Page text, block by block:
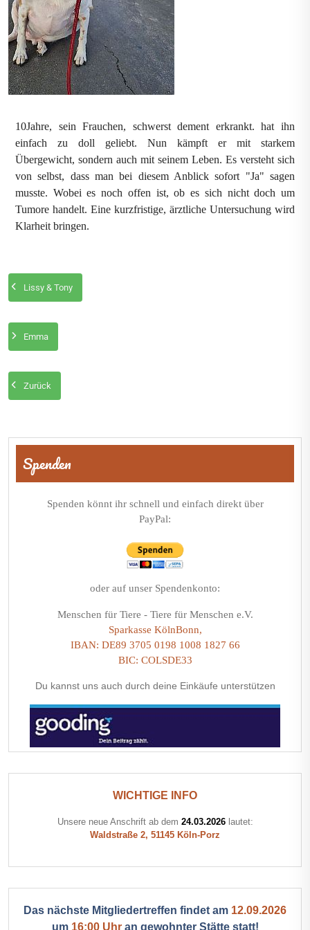
10Jahre, sein Frauchen, schwerst dement erkrankt. hat ihn
einfach zu doll geliebt. Nun kämpft er mit starkem
Übergewicht, sondern auch mit seinem Leben. Es versteht sich
von selbst, dass man bei diesem Anblick sofort "Ja" sagen
musste. Wobei es noch offen ist, ob es sich nicht doch um
Tumore handelt. Eine kurzfristige, ärztliche Untersuchung wird
Klarheit bringen.
Lissy & Tony
Emma
Zurück
Beitragsnavigation
Spenden
Spenden könnt ihr schnell und einfach direkt über
PayPal:
oder auf unser Spendenkonto:
Menschen für Tiere - Tiere für Menschen e.V.
Sparkasse KölnBonn,
IBAN: DE89 3705 0198 1008 1827 66
BIC: COLSDE33
Du kannst uns auch durch deine Einkäufe unterstützen
WICHTIGE INFO
Unsere neue Anschrift ab dem 24.03.2026lautet:
Waldstraße 2, 51145 Köln-Porz
Das nächste Mitgliedertreffen findet am 12.09.2026
um 16:00 Uhran gewohnter Stätte statt!